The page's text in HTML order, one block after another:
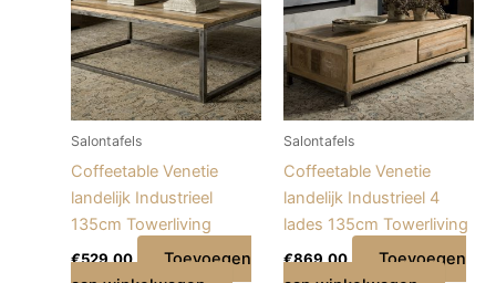
Salontafels
Coffeetable Venetie
landelijk Industrieel
135cm Towerliving
€529,00
Toevoegen
Salontafels
Coffeetable Venetie
landelijk Industrieel 4
lades 135cm Towerliving
€869,00
Toevoegen